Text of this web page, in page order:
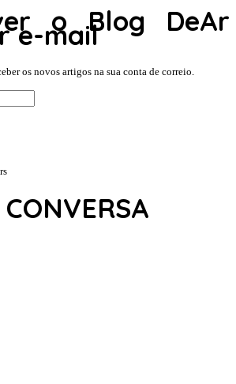
o Blog DeAr
e-mail
os novos artigos na sua conta de correio.